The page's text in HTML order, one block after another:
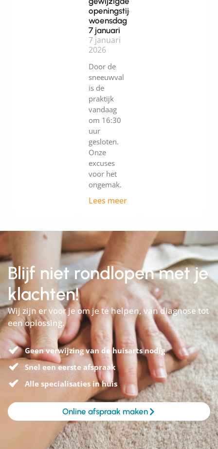
openingstijden
woensdag
7 januari
7 januari
2026
Door de
sneeuwval
is de
praktijk
vandaag
om 16:30
uur
gesloten.
Onze
excuses
voor het
ongemak.
Lees meer
Blijf niet rondlopen met je
klachten!
Wij zijn er voor je om je te helpen, van diagnose tot
een oplossing.
Geen verwijzing van de huisarts nodig
Snel een eerste afspraak
Alle specialisaties in huis
Online afspraak maken